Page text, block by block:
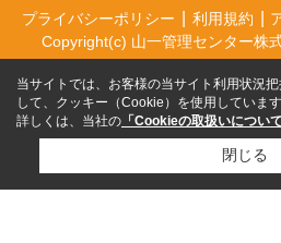
プライバシーポリシー 利用規約
Copyright(c) 山一管理センター株
当サイトでは、お客様の当サイト利用状況
して、クッキー（Cookie）を使用しています
詳しくは、当社の 「Cookieの取扱いについて
閉じる